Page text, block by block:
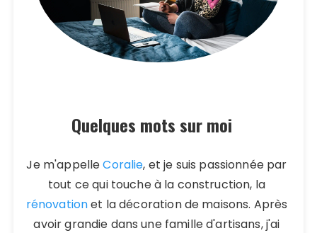
Quelques mots sur moi
Je m'appelleCoralie, et je suis passionnée par
tout ce qui touche à la construction, la
rénovationet la décoration de maisons. Après
avoir grandie dans une famille d'artisans, j'ai